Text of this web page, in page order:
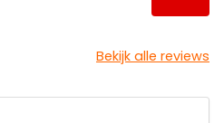
Bekijk alle reviews